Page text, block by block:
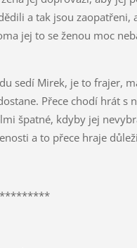
a tak jsou zaopatřeni,
jej to se ženou moc
sedí Mirek, je to frajer,
Přece chodí hrát s
špatné, kdyby jej
a to přece hraje